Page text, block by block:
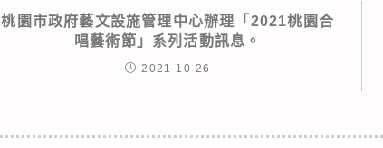
桃園市政府藝文設施管理中心辦理「2021桃園合
唱藝術節」系列活動訊息。
2021-10-26